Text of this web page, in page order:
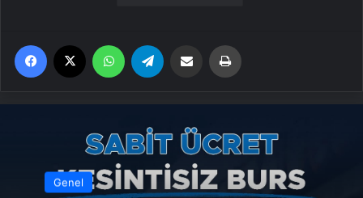
Facebook WhatsApp Email'den paylaş
Genel